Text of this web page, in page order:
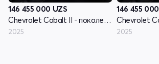
146 455 000 UZS
Chevrolet Cobalt II - поколение рестайлинг
2025
146 455 000
2025